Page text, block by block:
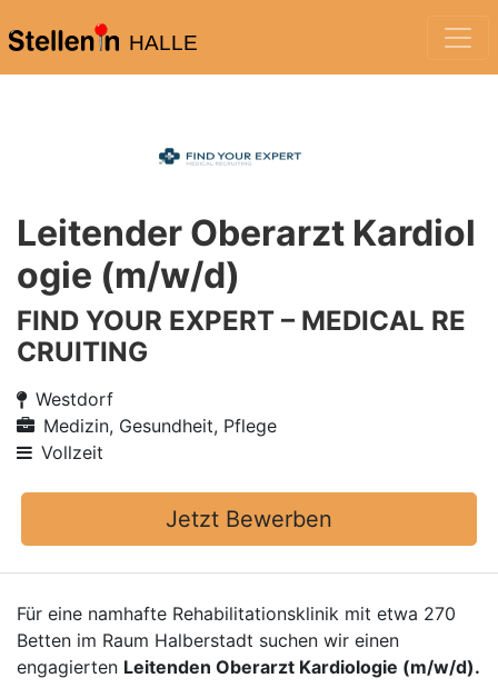
HALLE
Leitender Oberarzt Kardiol
ogie (m/w/d)
FIND YOUR EXPERT – MEDICAL RE
CRUITING
Westdorf
Medizin, Gesundheit, Pflege
Vollzeit
Jetzt Bewerben
Für eine namhafte Rehabilitationsklinik mit etwa 270
Betten im Raum Halberstadt suchen wir einen
engagierten Leitenden Oberarzt Kardiologie (m/w/d).